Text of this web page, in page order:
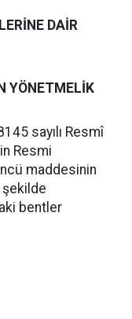
DAİR
YÖNETMELİK
sayılı Resmî
Resmi
maddesinin
şekilde
bentler